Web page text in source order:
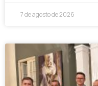
7 de agosto de 2026